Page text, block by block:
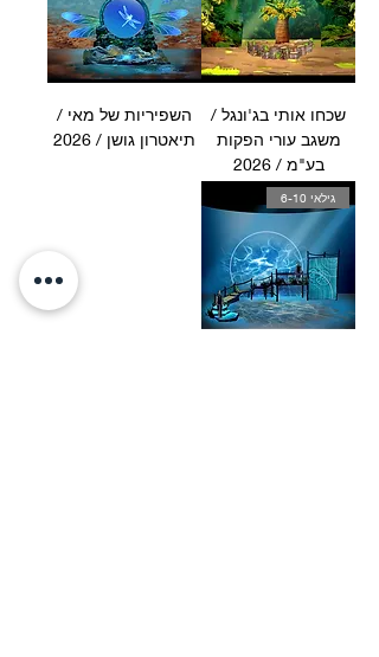
שכחו אותי בג'ונגל /
משגב עורי הפקות
בע"מ / 2026
השפיריות של מאי /
תיאטרון גושן / 2026
גילאי 6-10